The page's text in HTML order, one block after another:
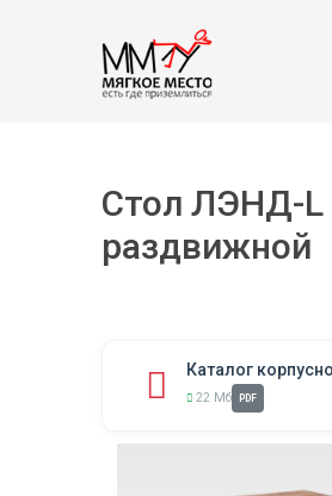
Стол ЛЭНД-L
раздвижной
Каталог
22 Мб PDF